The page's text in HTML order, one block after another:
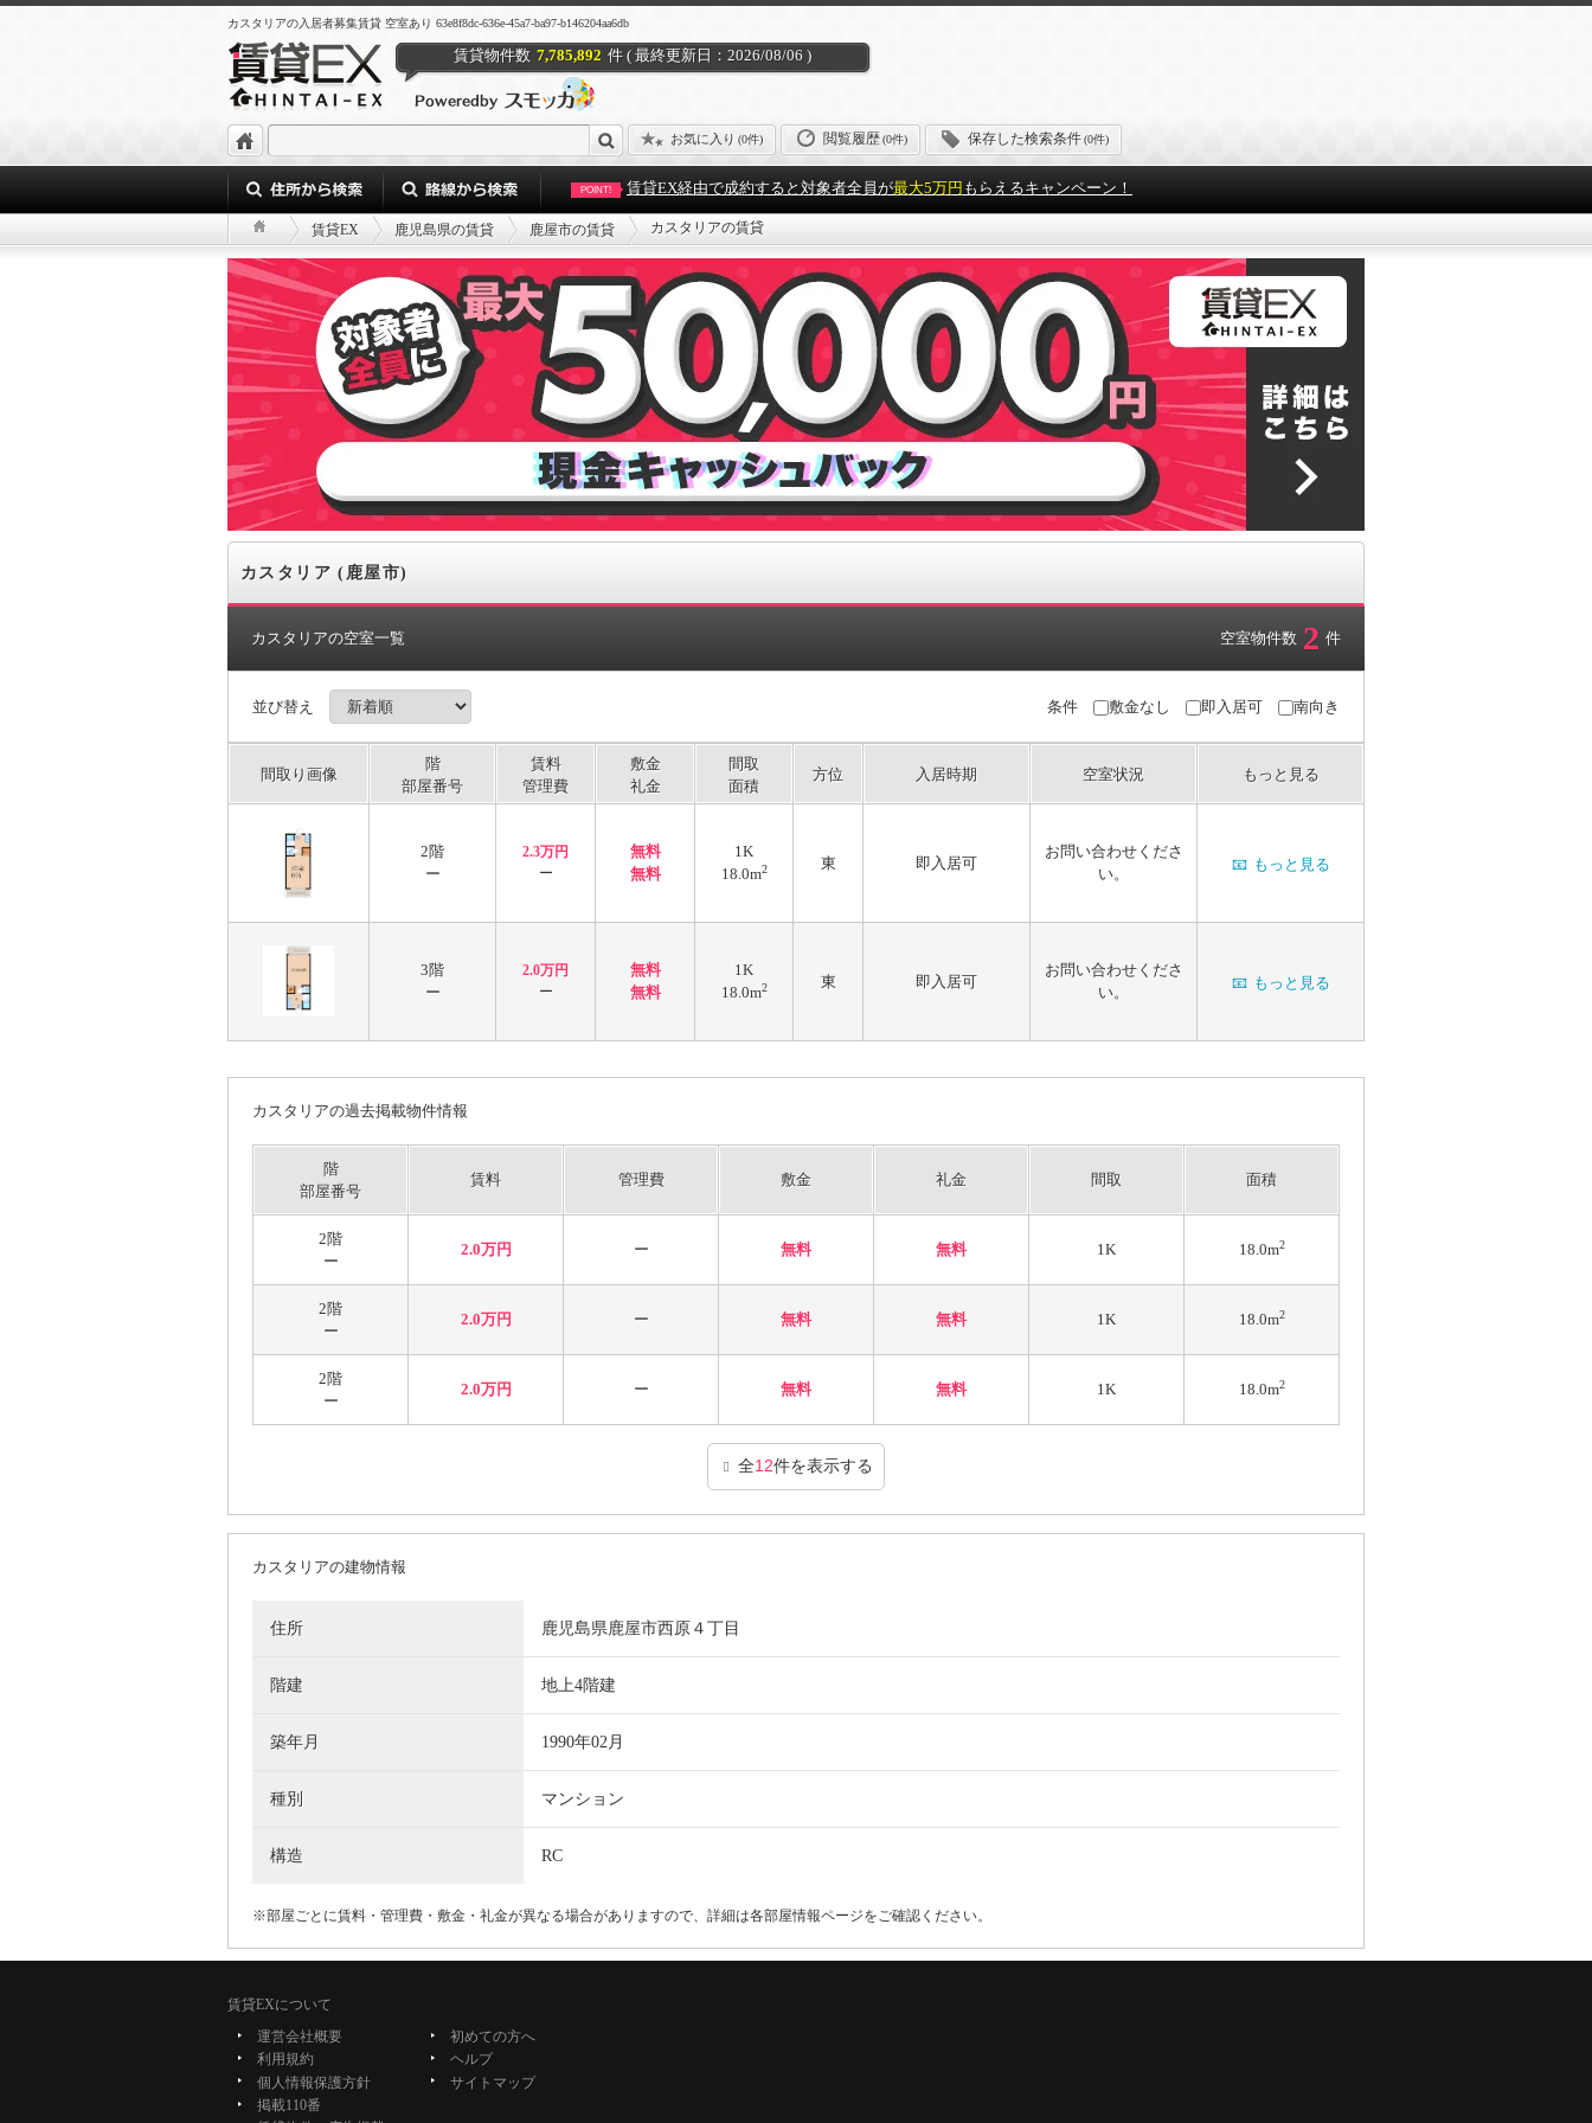
カスタリアの入居者募集賃貸 空室あり 63e8f8dc-636e-45a7-ba97-b146204aa6db
賃貸物件数 7,785,892 件 ( 最終更新日：2026/08/06 )
お気に入り (0件) 閲覧履歴(0件) 保存した検索条件(0件)
POINT! 賃貸EX経由で成約すると対象者全員が最大5万円 もらえるキャンペーン！
賃貸EX 鹿児島県の賃貸 鹿屋市の賃貸 カスタリアの賃貸
カスタリア (鹿屋市)
カスタリアの空室一覧 空室物件数 2 件
並び替え 条件 敷金なし 即入居可 南向き
間取り画像
階
部屋番号
賃料
管理費
敷金
礼金
間取
面積
方位 入居時期 空室状況 もっと見る
2階
ー
2.3万円
ー
無料
無料
1K
18.0m2 東 即入居可
お問い合わせくださ
い。
📧 もっと見る
3階
ー
2.0万円
ー
無料
無料
1K
18.0m2 東 即入居可
お問い合わせくださ
い。
📧 もっと見る
カスタリアの過去掲載物件情報
階
部屋番号
賃料 管理費 敷金 礼金 間取 面積
2階
ー
2.0万円 ー 無料 無料 1K 18.0m2
2階
ー
2.0万円 ー 無料 無料 1K 18.0m2
2階
ー
2.0万円 ー 無料 無料 1K 18.0m2
全12件を表示する
カスタリアの建物情報
住所 鹿児島県鹿屋市西原４丁目
階建 地上4階建
築年月 1990年02月
種別 マンション
構造 RC
※部屋ごとに賃料・管理費・敷金・礼金が異なる場合がありますので、詳細は各部屋情報ページをご確認ください。
賃貸EXについて
運営会社概要
利用規約
個人情報保護方針
掲載110番
初めての方へ
ヘルプ
サイトマップ